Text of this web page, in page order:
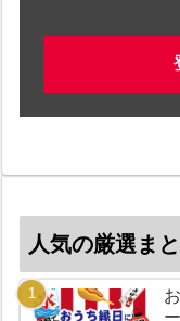
人気の厳選ま